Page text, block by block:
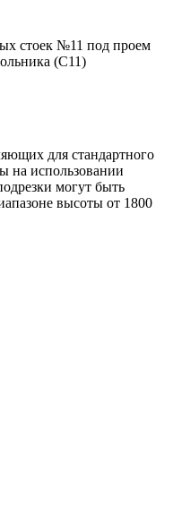
для стандартного
на использовании
могут быть
высоты от 1800